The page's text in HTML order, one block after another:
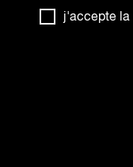
j'accepte la